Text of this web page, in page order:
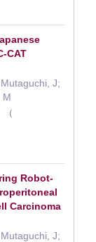
CAT
J;
M
（
Robot-
Carcinoma
J;